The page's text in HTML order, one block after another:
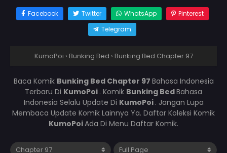
Facebook Twitter WhatsApp
Pinterest
Telegram
KumoPoi › Bunking Bed › Bunking Bed Chapter 97
Baca Komik Bunking Bed Chapter 97 Bahasa Indonesia
Terbaru Di KumoPoi . Komik Bunking BedBahasa
Indonesia Selalu Update Di KumoPoi . Jangan Lupa
Membaca Update Komik Lainnya Ya. Daftar Koleksi Komik
KumoPoiAda Di Menu Daftar Komik.